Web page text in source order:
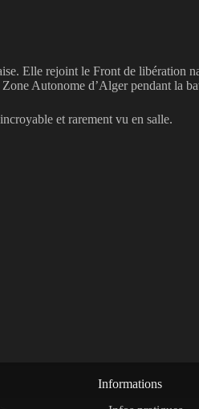
Elle rejoint le Front de libération
Autonome d’Alger pendant la
et rarement vu en salle.
Informations